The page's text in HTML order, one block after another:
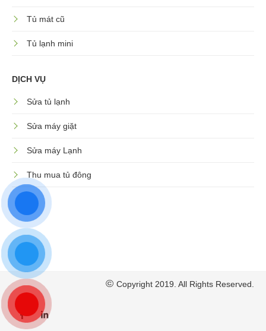
Tủ mát cũ
Tủ lạnh mini
DỊCH VỤ
Sửa tủ lạnh
Sửa máy giặt
Sửa máy Lạnh
Thu mua tủ đông
© Copyright 2019. All Rights Reserved.